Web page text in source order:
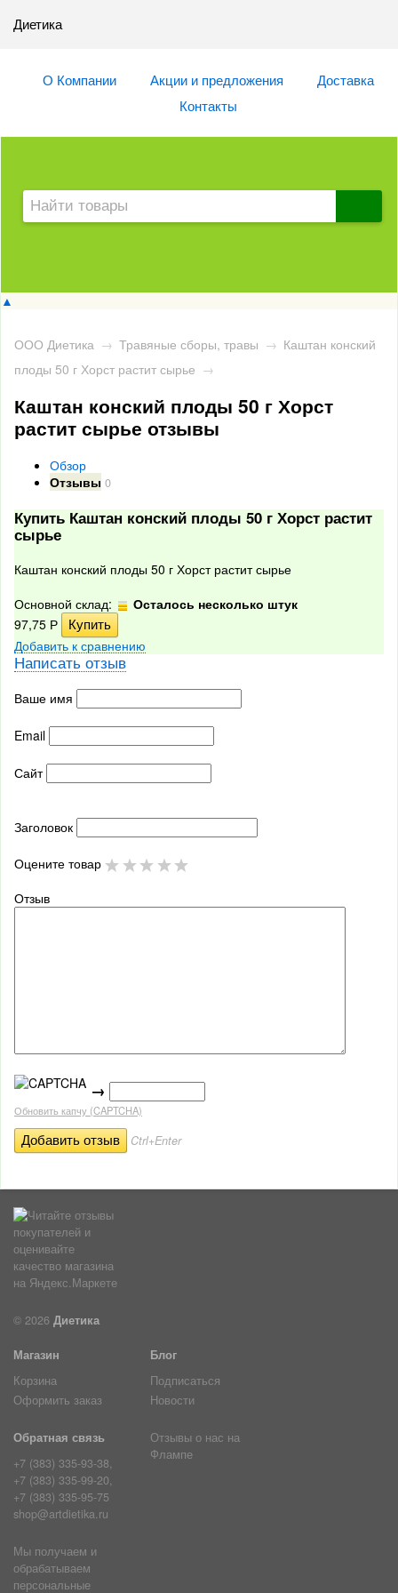
Диетика
О Компании Акции и предложения
Доставка
Контакты
▲
ООО Диетика → Травяные сборы, травы → Каштан конский
плоды 50 г Хорст растит сырье →
Каштан конский плоды 50 г Хорст
растит сырье отзывы
Обзор
Отзывы 0
Купить Каштан конский плоды 50 г Хорст растит
сырье
Каштан конский плоды 50 г Хорст растит сырье
Основной склад:
Осталось несколько штук
97,75 Р
Добавить к сравнению
Написать отзыв
Ваше имя
Email
Сайт
Заголовок
Оцените товар
Отзыв
→
Обновить капчу (CAPTCHA)
Ctrl+Enter
© 2026 Диетика
Магазин
Корзина
Оформить заказ
Блог
Подписаться
Новости
Обратная связь
+7 (383) 335-93-38,
+7 (383) 335-99-20,
+7 (383) 335-95-75
shop@artdietika.ru
Отзывы о нас на
Флампе
Мы получаем и
обрабатываем
персональные